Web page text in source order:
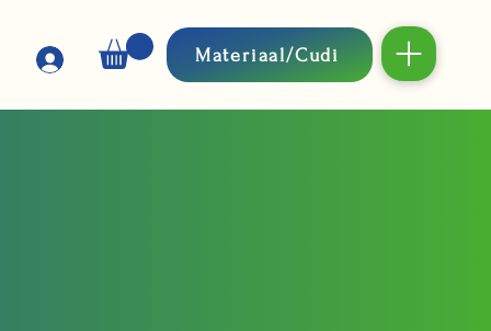
Materiaal/Cudi